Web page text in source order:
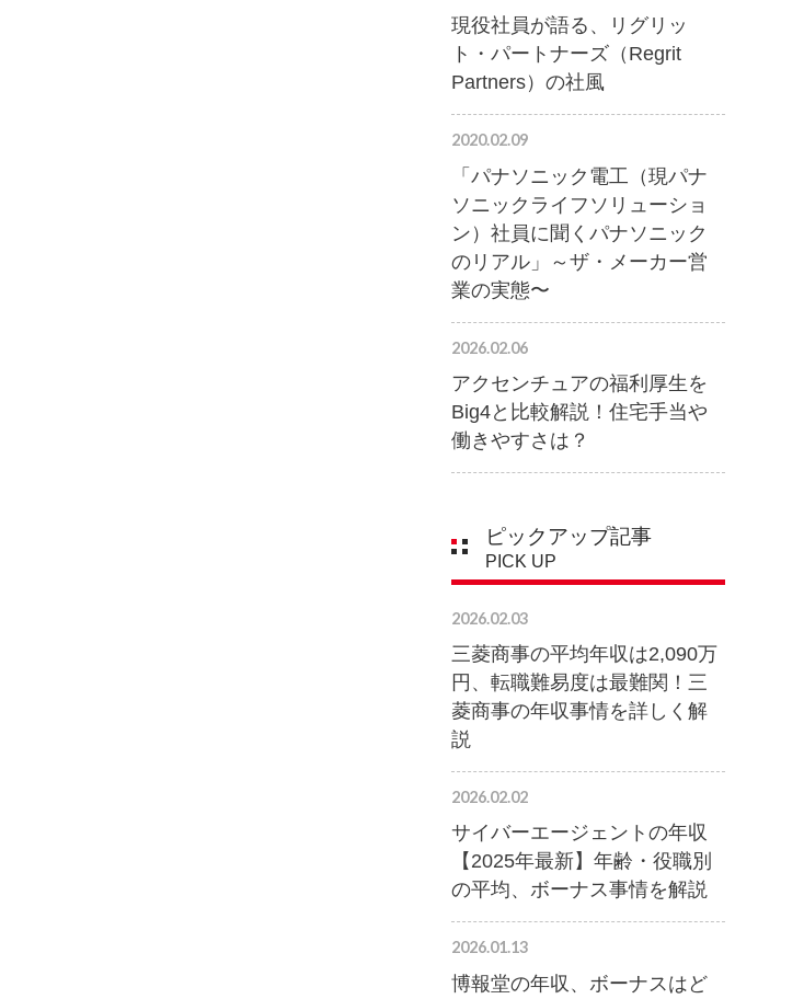
現役社員が語る、リグリッ
ト・パートナーズ（Regrit
Partners）の社風
2020.02.09
「パナソニック電工（現パナ
ソニックライフソリューショ
ン）社員に聞くパナソニック
のリアル」～ザ・メーカー営
業の実態〜
2026.02.06
アクセンチュアの福利厚生を
Big4と比較解説！住宅手当や
働きやすさは？
ピックアップ記事
PICK UP
2026.02.03
三菱商事の平均年収は2,090万
円、転職難易度は最難関！三
菱商事の年収事情を詳しく解
説
2026.02.02
サイバーエージェントの年収
【2025年最新】年齢・役職別
の平均、ボーナス事情を解説
2026.01.13
博報堂の年収、ボーナスはど